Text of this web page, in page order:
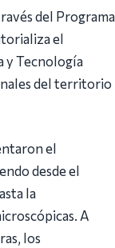
del Programa
el
y Tecnología
del territorio
el
desde el
la
A
los